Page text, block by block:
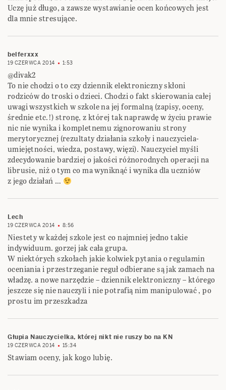
Uczę już długo, a zawsze wystawianie ocen końcowych jest
dla mnie stresujące.
belferxxx
19 CZERWCA 2014 1:53
@divak2
To nie chodzi o to czy dziennik elektroniczny skłoni
rodziców do troski o dzieci. Chodzi o fakt skierowania całej
uwagi wszystkich w szkole na jej formalną (zapisy, oceny,
średnie etc.!) stronę, z której tak naprawdę w życiu prawie
nic nie wynika i kompletnemu zignorowaniu strony
merytorycznej (rezultaty działania szkoły i nauczyciela-
umiejętności, wiedza, postawy, więzi). Nauczyciel myśli
zdecydowanie bardziej o jakości różnorodnych operacji na
librusie, niż o tym co ma wyniknąć i wynika dla uczniów
z jego działań …
Lech
19 CZERWCA 2014 8:56
Niestety w każdej szkole jest co najmniej jedno takie
indywiduum. gorzej jak cała grupa.
W niektórych szkołach jakie kolwiek pytania o regulamin
oceniania i przestrzeganie reguł odbierane są jak zamach na
władzę. a nowe narzędzie – dziennik elektroniczny – którego
jeszcze się nie nauczyli i nie potrafią nim manipulować , po
prostu im przeszkadza
Głupia Nauczycielka, której nikt nie ruszy bo na KN
19 CZERWCA 2014 15:34
Stawiam oceny, jak kogo lubię.